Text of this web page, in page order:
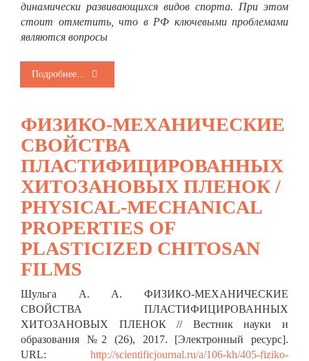
динамически развивающихся видов спорта. При этом
стоит отметить, что в РФ ключевыми проблемами
являются вопросы
Подробнее...
ФИЗИКО-МЕХАНИЧЕСКИЕ
СВОЙСТВА
ПЛАСТИФИЦИРОВАННЫХ
ХИТОЗАНОВЫХ ПЛЕНОК /
PHYSICAL-MECHANICAL
PROPERTIES OF
PLASTICIZED CHITOSAN
FILMS
Шульга А. А. ФИЗИКО-МЕХАНИЧЕСКИЕ
СВОЙСТВА ПЛАСТИФИЦИРОВАННЫХ
ХИТОЗАНОВЫХ ПЛЕНОК // Вестник науки и
образования №2 (26), 2017. [Электронный ресурс].
URL: http://scientificjournal.ru/a/106-kh/405-fiziko-